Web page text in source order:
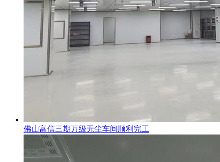
佛山富信三期万级无尘车间顺利完工